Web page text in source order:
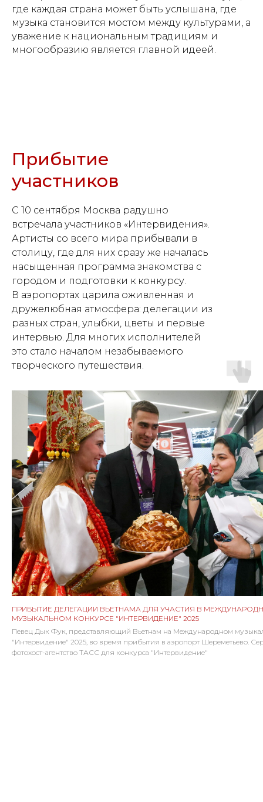
где каждая страна может быть услышана, где
музыка становится мостом между культурами, а
уважение к национальным традициям и
многообразию является главной идеей.
Прибытие
участников
С 10 сентября Москва радушно
встречала участников «Интервидения».
Артисты со всего мира прибывали в
столицу, где для них сразу же началась
насыщенная программа знакомства с
городом и подготовки к конкурсу.
В аэропортах царила оживленная и
дружелюбная атмосфера: делегации из
разных стран, улыбки, цветы и первые
интервью. Для многих исполнителей
это стало началом незабываемого
творческого путешествия.
ПРИБЫТИЕ ДЕЛЕГАЦИИ ВЬЕТНАМА ДЛЯ УЧАСТИЯ В
МУЗЫКАЛЬНОМ КОНКУРСЕ "ИНТЕРВИДЕНИЕ" 2025
Певец Дык Фук, представляющий Вьетнам на Международном
"Интервидение" 2025, во время прибытия в аэропорт Шереметьево.
фотохост-агентство ТАСС для конкурса "Интервидение"